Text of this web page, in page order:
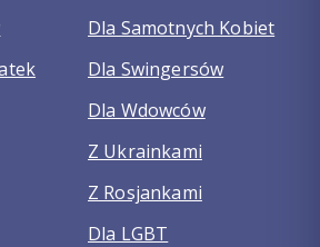
Dla Samotnych Kobiet
Dla Swingersów
Dla Wdowców
Z Ukrainkami
Z Rosjankami
Dla LGBT